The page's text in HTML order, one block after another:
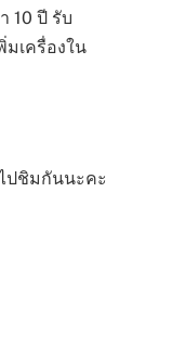
10 ปี รับ
มเครื่องใน
ปชิมกันนะคะ